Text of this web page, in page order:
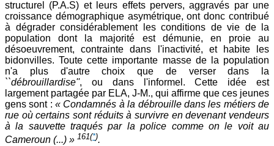
structurel (P.A.S) et leurs effets pervers, aggravés par une
croissance démographique asymétrique, ont donc contribué
à dégrader considérablement les conditions de vie de la
population dont la majorité est démunie, en proie au
désoeuvrement, contrainte dans l'inactivité, et habite les
bidonvilles. Toute cette importante masse de la population
n'a plus d'autre choix que de verser dans la
``débrouillardise'', ou dans l'informel. Cette idée est
largement partagée par ELA, J-M., qui affirme que ces jeunes
gens sont :« Condamnés à la débrouille dans les métiers de
rue où certains sont réduits à survivre en devenant vendeurs
à la sauvette traqués par la police comme on le voit au
Cameroun (...) » 161(*).